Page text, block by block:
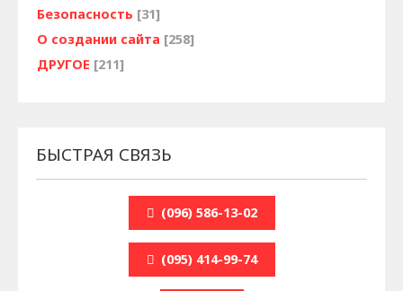
Безопасность [31]
О создании сайта [258]
ДРУГОЕ [211]
БЫСТРАЯ СВЯЗЬ
(096) 586-13-02
(095) 414-99-74